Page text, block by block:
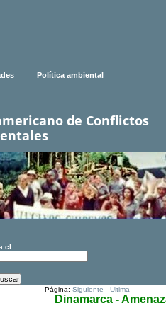
Política ambiental
de Conflictos
Página:Siguiente -Ultima
Dinamarca -